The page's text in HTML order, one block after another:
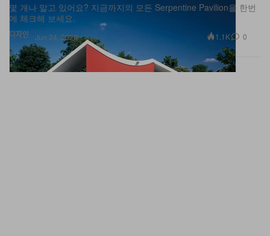
디자인
몇 개나 알고 있어요? 지금까지의 모든 Serpentine Pavilion을 한번
에 체크해 보세요.
Jun 24, 2026 1.1K 0